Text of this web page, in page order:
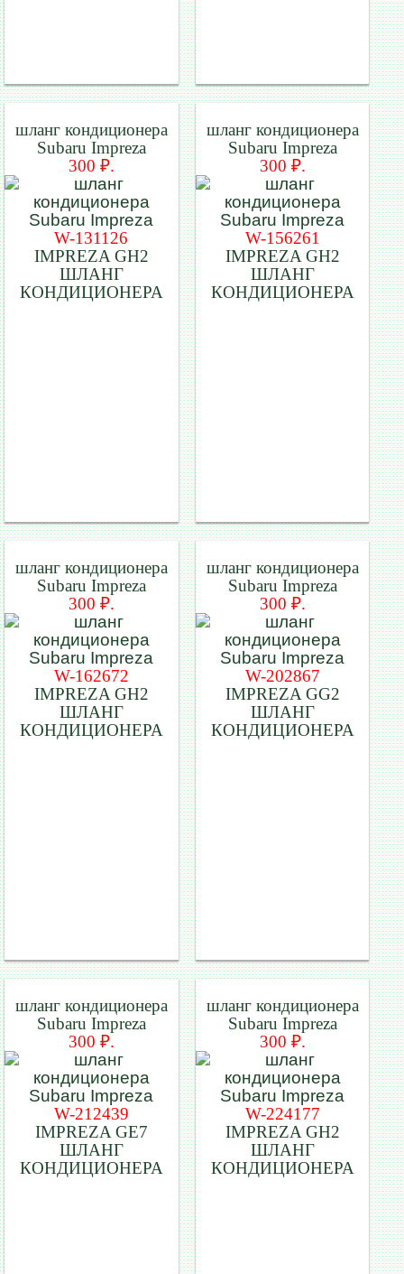
шланг кондиционера
Subaru Impreza
300 ₽.
W-131126
IMPREZA GH2
ШЛАНГ
КОНДИЦИОНЕРА
шланг кондиционера
Subaru Impreza
300 ₽.
W-156261
IMPREZA GH2
ШЛАНГ
КОНДИЦИОНЕРА
шланг кондиционера
Subaru Impreza
300 ₽.
W-162672
IMPREZA GH2
ШЛАНГ
КОНДИЦИОНЕРА
шланг кондиционера
Subaru Impreza
300 ₽.
W-202867
IMPREZA GG2
ШЛАНГ
КОНДИЦИОНЕРА
шланг кондиционера
Subaru Impreza
300 ₽.
W-212439
IMPREZA GE7
ШЛАНГ
КОНДИЦИОНЕРА
шланг кондиционера
Subaru Impreza
300 ₽.
W-224177
IMPREZA GH2
ШЛАНГ
КОНДИЦИОНЕРА